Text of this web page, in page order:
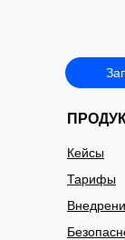
Кейсы
Тарифы